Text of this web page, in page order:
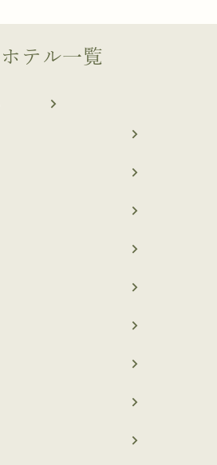
ホテル一覧
navigate_next
navigate_next
navigate_next
navigate_next
navigate_next
navigate_next
navigate_next
navigate_next
navigate_next
navigate_next